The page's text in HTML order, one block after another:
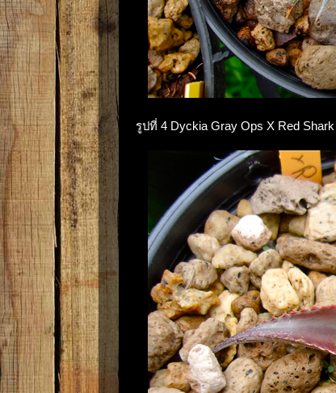
รูปที่ 4 Dyckia Gray Ops X Red